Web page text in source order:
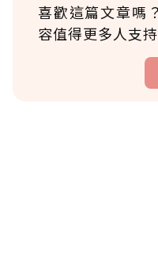
喜歡這篇文章嗎
容值得更多人支持